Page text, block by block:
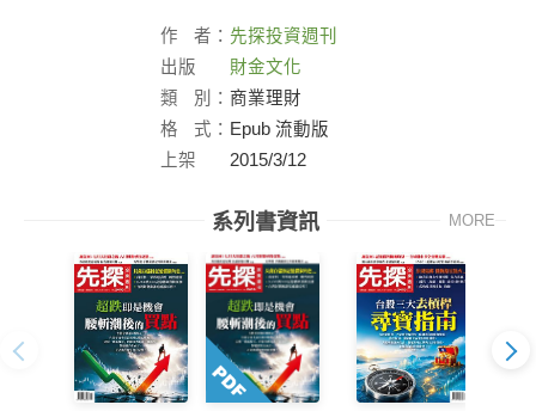
作 者： 先探投資週刊
出版
社：
財金文化
類
別： 商業理財
格
式： Epub 流動版
上架
2015/3/12
系列書資訊 MORE